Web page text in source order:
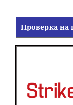
Проверка на